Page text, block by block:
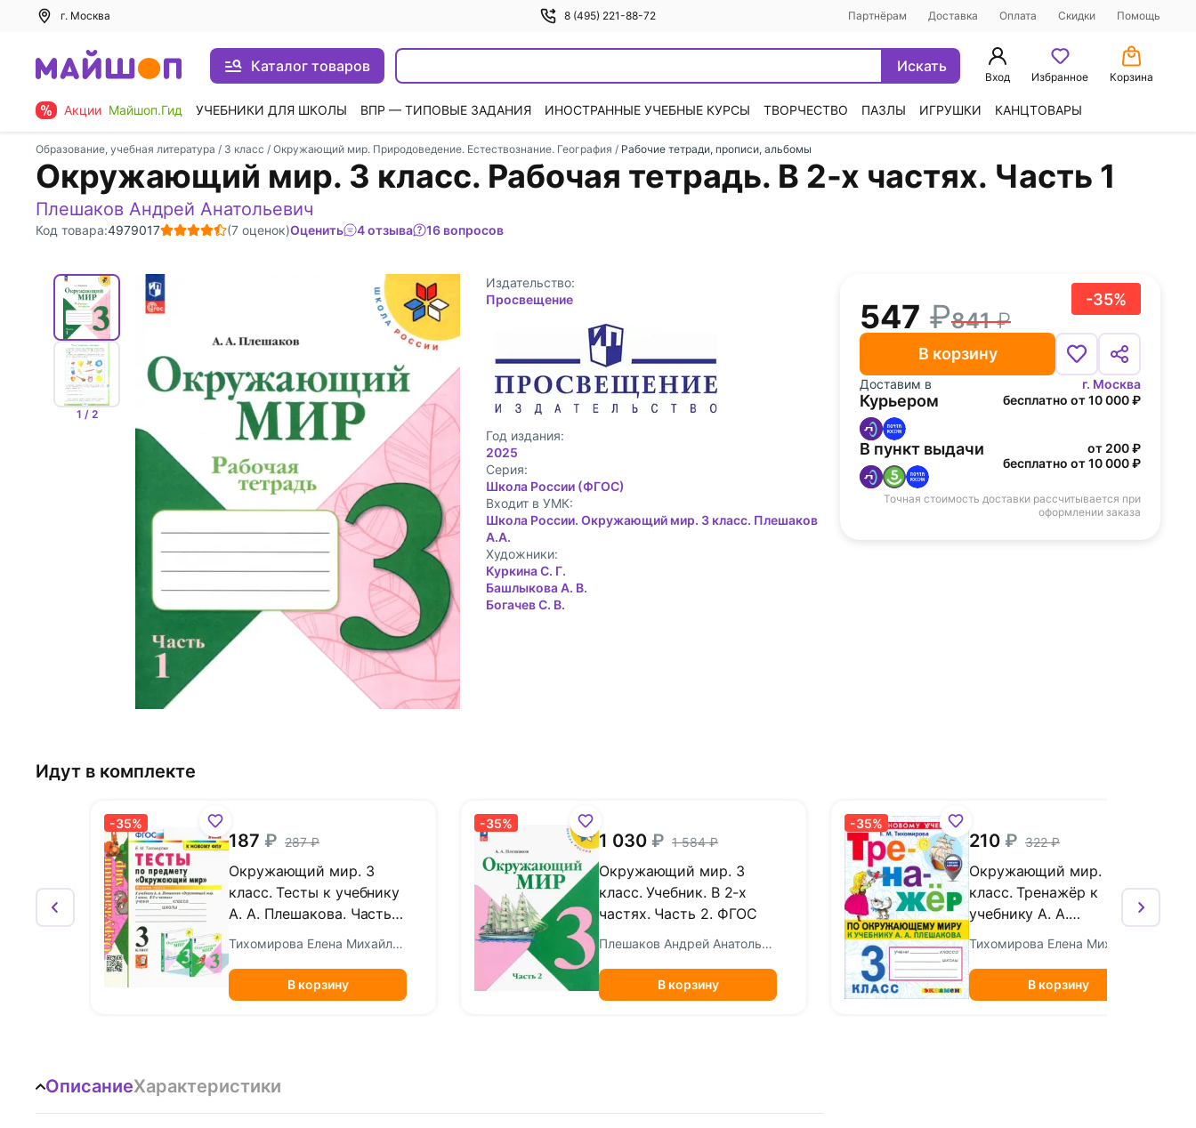
г. Москва 8 (495) 221-88-72 Партнёрам Доставка Оплата Скидки Помощь
Каталог товаров Искать
Вход Избранное Корзина
Акции Майшоп.Гид УЧЕБНИКИ ДЛЯ ШКОЛЫ ВПР — ТИПОВЫЕ ЗАДАНИЯ ИНОСТРАННЫЕ УЧЕБНЫЕ КУРСЫ ТВОРЧЕСТВО ПАЗЛЫ ИГРУШКИ КАНЦТОВАРЫ
Образование, учебная литература / 3 класс / Окружающий мир. Природоведение. Естествознание. География / Рабочие тетради, прописи, альбомы
Окружающий мир. 3 класс. Рабочая тетрадь. В 2-х частях. Часть 1
Плешаков Андрей Анатольевич
Код товара:4979017 (7 оценок)Оценить 4 отзыва 16 вопросов
1 / 2
-35%
547 841
В корзину
Доставим в г. Москва
Курьером бесплатно от 10 000 ₽
В пункт выдачи
от 200 ₽
бесплатно от 10 000 ₽
Точная стоимость доставки рассчитывается при
оформлении заказа
Издательство:
Просвещение
Год издания:
2025
Cерия:
Школа России (ФГОС)
Входит в УМК:
Школа России. Окружающий мир. 3 класс. Плешаков
А.А.
Художники:
Куркина С. Г.
Башлыкова А. В.
Богачев С. В.
Идут в комплекте
-35%
187 287
Окружающий мир. 3
класс. Тесты к учебнику
А. А. Плешакова. Часть 1.
ФГОС
Тихомирова Елена Михайловна
В корзину
-35%
1 030 1 584
Окружающий мир. 3
класс. Учебник. В 2-х
частях. Часть 2. ФГОС
Плешаков Андрей Анатольевич
В корзину
-35%
210 322
Окружающий мир. 3
класс. Тренажёр к
учебнику А. А.
Плешакова
В корзину
ОписаниеХарактеристики